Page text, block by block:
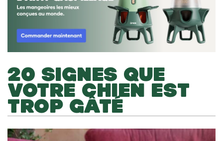
20 SIGNES QUE
VOTRE CHIEN EST
TROP GÂTÉ